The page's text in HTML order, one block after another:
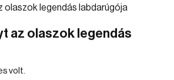
az olaszok legendás
volt.